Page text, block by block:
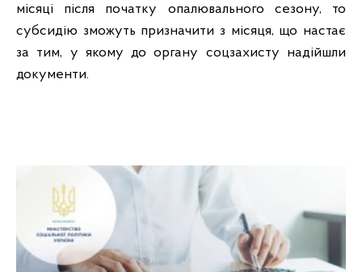
місяці після початку опалювального сезону, то
субсидію зможуть призначити з місяця, що настає
за тим, у якому до органу соцзахисту надійшли
документи.